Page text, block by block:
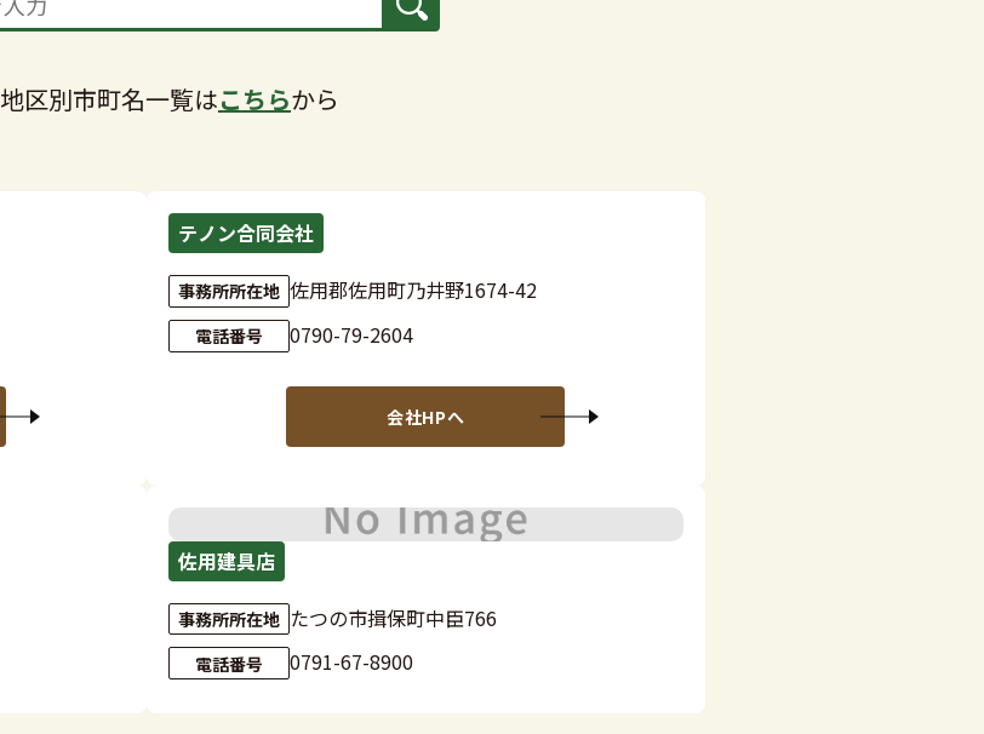
地区別市町名一覧はこちらから
テノン合同会社
事務所所在地 佐用郡佐用町乃井野1674-42
電話番号 0790-79-2604
会社HPへ
';
佐用建具店
事務所所在地 たつの市揖保町中臣766
電話番号 0791-67-8900